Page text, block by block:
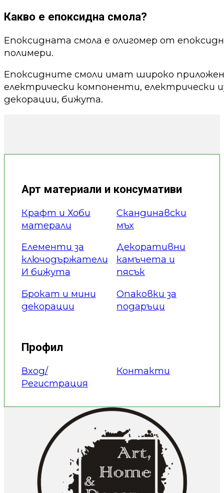
Какво е епоксидна смола?
Епоксидната смола е олигомер от
полимери.
Епоксидните смоли имат широко
електрически компоненти, електрически
декорации, бижута.
Арт материали и консумативи
Крафт и Хоби
матерали
Елементи за
ключодържатели
И бижута
Брокат и мини
декорации
Скандинавски
мъх
Декоративни
камъчета и
пясък
Опаковки за
подаръци
Профил
Вход/
Регистрация
Контакти